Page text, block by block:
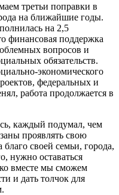
третьи поправки в
на ближайшие годы.
на 2,5
финансовая поддержка
вопросов и
обязательств.
экономического
федеральных и
работа продолжается в
каждый подумал, чем
проявлять свою
своей семьи, города,
нужно оставаться
вместе мы сможем
и дать толчок для